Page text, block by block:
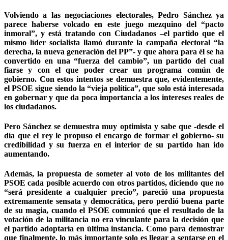
Volviendo a las negociaciones electorales, Pedro Sánchez ya
parece haberse volcado en este juego mezquino del “pacto
inmoral”, y está tratando con Ciudadanos –el partido que el
mismo líder socialista llamó durante la campaña electoral “la
derecha, la nueva generación del PP”- y que ahora para él se ha
convertido en una “fuerza del cambio”, un partido del cual
fiarse y con el que poder crear un programa común de
gobierno. Con estos intentos se demuestra que, evidentemente,
el PSOE sigue siendo la “vieja política”, que solo está interesada
en gobernar y que da poca importancia a los intereses reales de
los ciudadanos.
Pero Sánchez se demuestra muy optimista y sabe que -desde el
día que el rey le propuso el encargo de formar el gobierno- su
credibilidad y su fuerza en el interior de su partido han ido
aumentando.
Además, la propuesta de someter al voto de los militantes del
PSOE cada posible acuerdo con otros partidos, diciendo que no
“será presidente a cualquier precio”, pareció una propuesta
extremamente sensata y democrática, pero perdió buena parte
de su magia, cuando el PSOE comunicó que el resultado de la
votación de la militancia no era vinculante para la decisión que
el partido adoptaría en última instancia. Como para demostrar
que finalmente, lo más importante solo es llegar a sentarse en el